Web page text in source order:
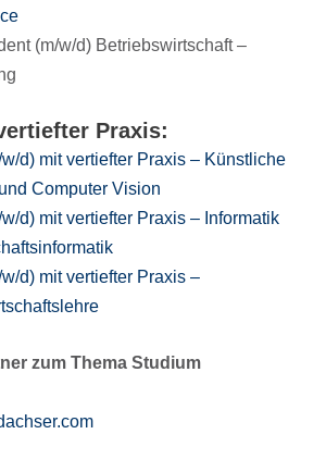
(m/​w/​d) Betriebs­wirt­schaft –
Praxis:
​d) mit vertief­ter Praxis – Künst­li­che
Compu­ter Vision
​d) mit vertief­ter Praxis – Infor­ma­tik
​d) mit vertief­ter Praxis –
zum Thema Studium